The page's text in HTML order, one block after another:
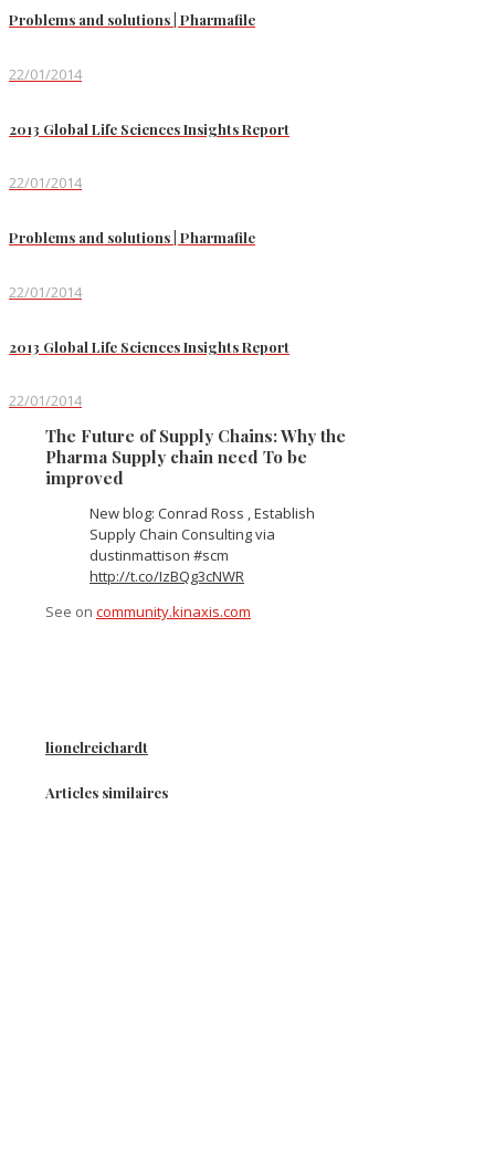
Problems and solutions | Pharmafile
22/01/2014
2013 Global Life Sciences Insights Report
22/01/2014
Problems and solutions | Pharmafile
22/01/2014
2013 Global Life Sciences Insights Report
22/01/2014
The Future of Supply Chains: Why the
Pharma Supply chain need To be
improved
New blog: Conrad Ross , Establish
Supply Chain Consulting via
dustinmattison #scm
http://t.co/IzBQg3cNWR
See on community.kinaxis.com
lionelreichardt
Articles similaires